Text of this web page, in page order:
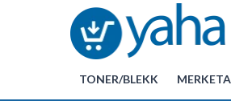
TONER/BLEKK